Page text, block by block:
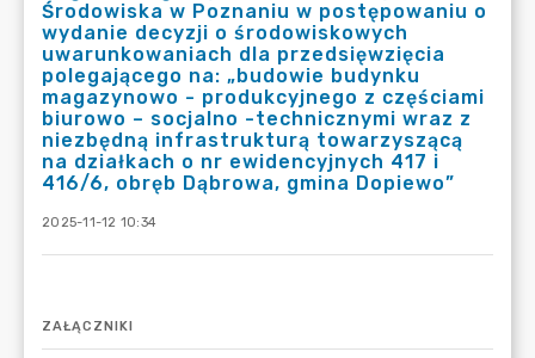
Środowiska w Poznaniu w postępowaniu o
wydanie decyzji o środowiskowych
uwarunkowaniach dla przedsięwzięcia
polegającego na: „budowie budynku
magazynowo - produkcyjnego z częściami
biurowo – socjalno -technicznymi wraz z
niezbędną infrastrukturą towarzyszącą
na działkach o nr ewidencyjnych 417 i
416/6, obręb Dąbrowa, gmina Dopiewo”
2025-11-12 10:34
ZAŁĄCZNIKI